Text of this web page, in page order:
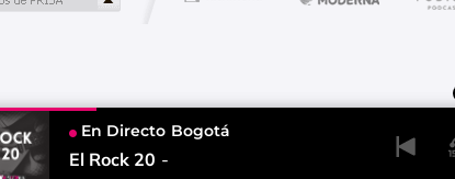
empezará después de la publicidad
En Directo Bogotá
El Rock 20 -